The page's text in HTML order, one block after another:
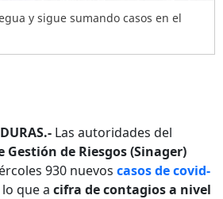
y sigue sumando casos en el
Las autoridades del
de Riesgos (Sinager)
930 nuevos casos de covid-
que a cifra de contagios a nivel